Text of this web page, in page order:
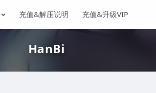
充值&解压说明 充值&升级VIP
HanBi